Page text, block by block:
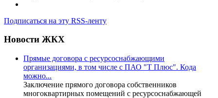
Подписаться на эту RSS-ленту
Новости ЖКХ
Прямые договора с ресурсоснабжающими
организациями, в том числе с ПАО "Т Плюс". Кода
можно...
Заключение прямого договора собственников
многоквартирных помещений с ресурсоснабжающей